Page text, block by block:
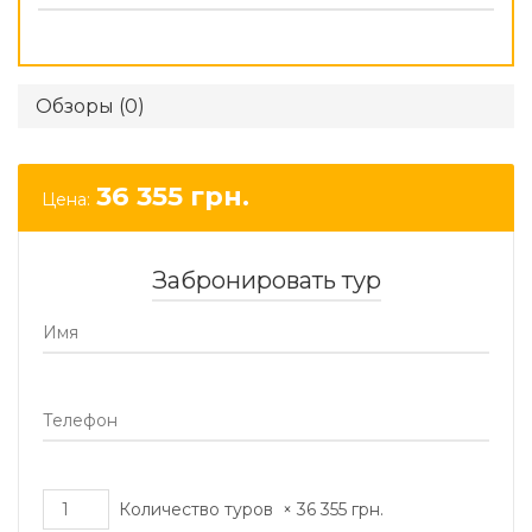
Обзоры (0)
Цена: 36 355 грн.
Забронировать тур
Количество туров × 36 355 грн.